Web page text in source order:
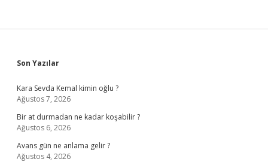
Sidebar
Son Yazılar
Kara Sevda Kemal kimin oğlu ?
Ağustos 7, 2026
Bir at durmadan ne kadar koşabilir ?
Ağustos 6, 2026
Avans gün ne anlama gelir ?
Ağustos 4, 2026